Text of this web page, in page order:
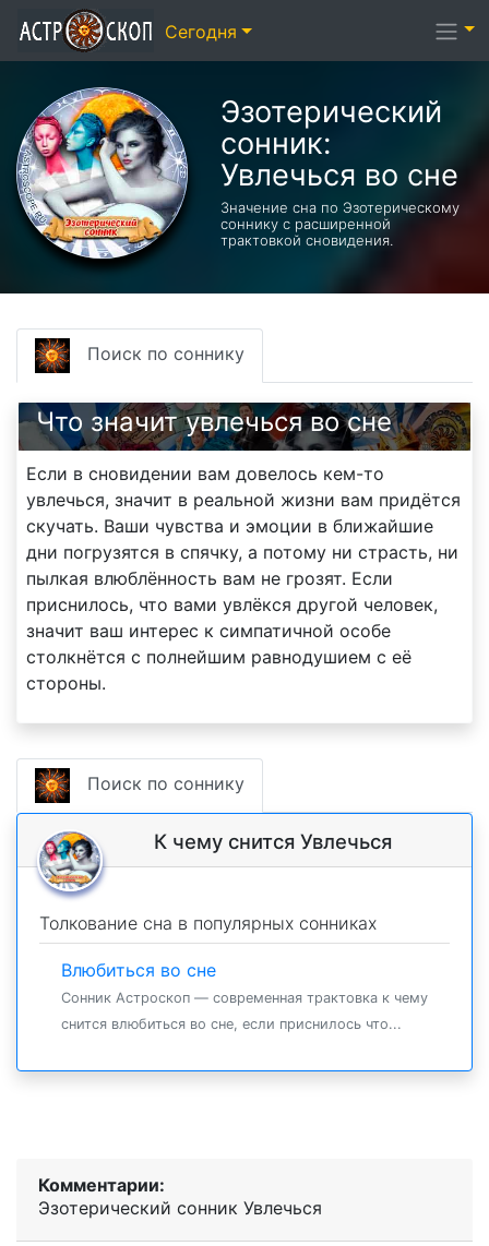
Эзотерический
cонник:
Увлечься во сне
Значение сна по Эзотерическому
соннику с расширенной
трактовкой сновидения.
Поиск по соннику
Что значит увлечься во сне
Если в сновидении вам довелось кем-то
увлечься, значит в реальной жизни вам придётся
скучать. Ваши чувства и эмоции в ближайшие
дни погрузятся в спячку, а потому ни страсть, ни
пылкая влюблённость вам не грозят. Если
приснилось, что вами увлёкся другой человек,
значит ваш интерес к симпатичной особе
столкнётся с полнейшим равнодушием с её
стороны.
Поиск по соннику
К чему снится Увлечься
Толкование сна в популярных сонниках
Влюбиться во сне
Сонник Астроскоп — современная трактовка к чему
снится влюбиться во сне, если приснилось что...
Комментарии:
Эзотерический cонник Увлечься
Сегодня